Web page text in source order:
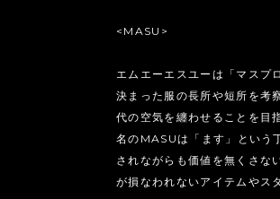
<MASU>
エムエーエスユーは「マスプ
決まった服の長所や短所を考
代の空気を纏わせることを目
名のMASUは「ます」という
されながらも価値を無くさな
が損なわれないアイテムやス